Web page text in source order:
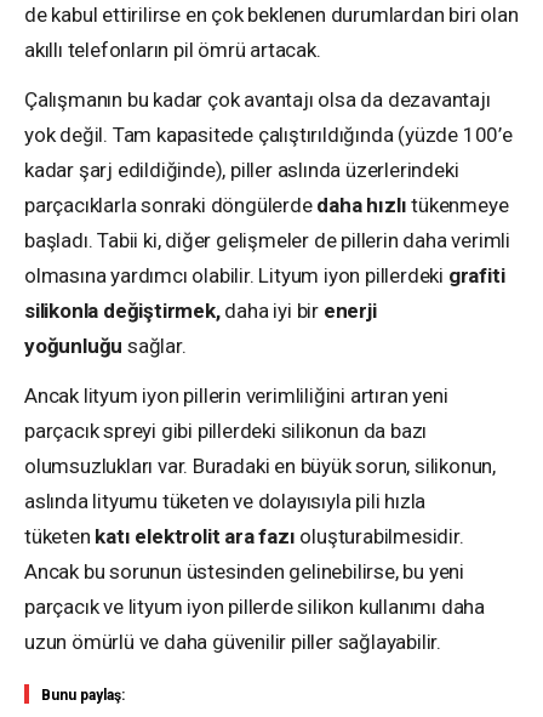
de kabul ettirilirse en çok beklenen durumlardan biri olan
akıllı telefonların pil ömrü artacak.
Çalışmanın bu kadar çok avantajı olsa da dezavantajı
yok değil. Tam kapasitede çalıştırıldığında (yüzde 100’e
kadar şarj edildiğinde), piller aslında üzerlerindeki
parçacıklarla sonraki döngülerde daha hızlı tükenmeye
başladı. Tabii ki, diğer gelişmeler de pillerin daha verimli
olmasına yardımcı olabilir. Lityum iyon pillerdeki grafiti
silikonla değiştirmek,daha iyi bir enerji
yoğunluğu sağlar.
Ancak lityum iyon pillerin verimliliğini artıran yeni
parçacık spreyi gibi pillerdeki silikonun da bazı
olumsuzlukları var. Buradaki en büyük sorun, silikonun,
aslında lityumu tüketen ve dolayısıyla pili hızla
tüketen katı elektrolit ara fazı oluşturabilmesidir.
Ancak bu sorunun üstesinden gelinebilirse, bu yeni
parçacık ve lityum iyon pillerde silikon kullanımı daha
uzun ömürlü ve daha güvenilir piller sağlayabilir.
Bunu paylaş: